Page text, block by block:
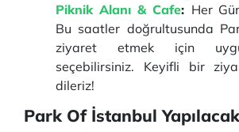
Piknik Alanı & Cafe: Her
Bu saatler doğrultusunda
ziyaret etmek için
seçebilirsiniz. Keyifli bir
dileriz!
Park Of İstanbul